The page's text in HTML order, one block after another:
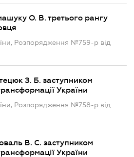
О. В. третього рангу
Розпорядження №759-р від
З. Б. заступником
України
Розпорядження №758-р від
В. С. заступником
України